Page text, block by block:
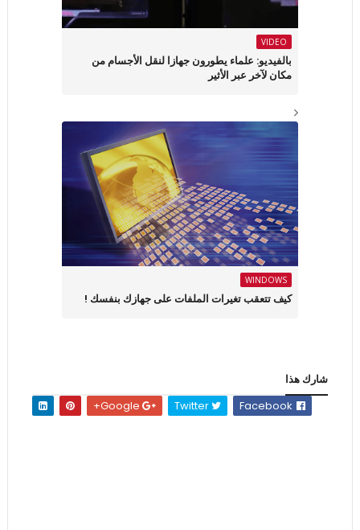
VIDEO
بالفيديو: علماء يطورون جهازا لنقل الأجسام من
مكان لآخر عبر الأثير
WINDOWS
كيف تتعقب تغيرات الملفات على جهازك بنفسك !
شارك هذا
Twitter